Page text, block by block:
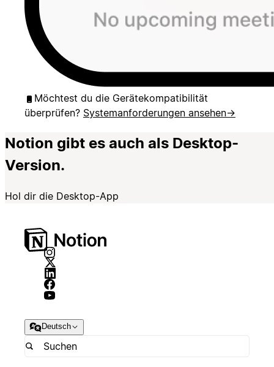
Möchtest du die Gerätekompatibilität
überprüfen? Systemanforderungen ansehen→
Notion gibt es auch als Desktop-
Version.
Hol dir die Desktop-App
Deutsch